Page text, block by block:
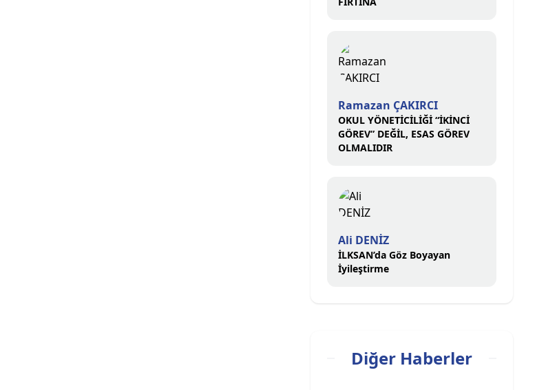
Ramazan ÇAKIRCI
OKUL YÖNETİCİLİĞİ “İKİNCİ
GÖREV” DEĞİL, ESAS GÖREV
OLMALIDIR
Ali DENİZ
İLKSAN’da Göz Boyayan
İyileştirme
Diğer Haberler